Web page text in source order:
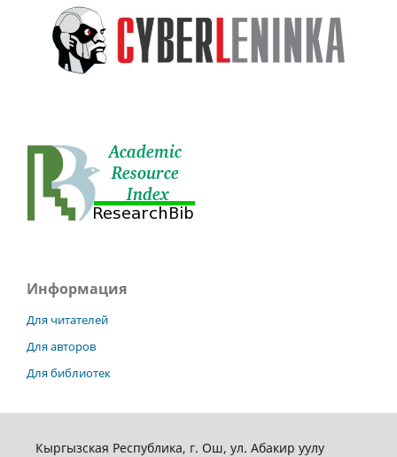
Информация
Для читателей
Для авторов
Для библиотек
Кыргызская Республика, г. Ош, ул. Абакир уулу